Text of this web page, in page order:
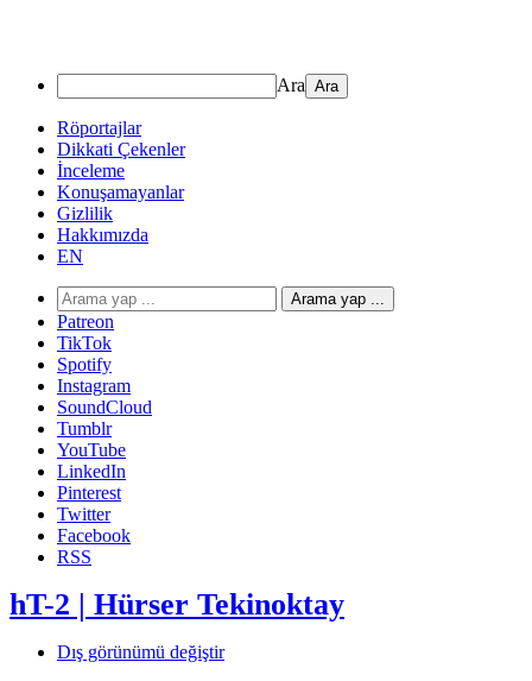
Ara
Röportajlar
Dikkati Çekenler
İnceleme
Konuşamayanlar
Gizlilik
Hakkımızda
EN
Arama yap ...
Patreon
TikTok
Spotify
Instagram
SoundCloud
Tumblr
YouTube
LinkedIn
Pinterest
Twitter
Facebook
RSS
hT-2 | Hürser Tekinoktay
Dış görünümü değiştir